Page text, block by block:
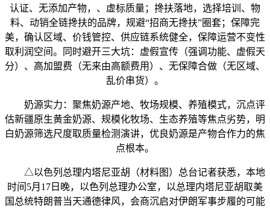
认证、无添加产物，、虚标质量；搀扶落地，选择培训、物
料、动销全链搀扶的品牌，规避“招商无搀扶”圈套；保障完
美，确认区域、价钱管控、供应链系统健全，保障运营不变性
取利润空间。同时避开三大坑：虚假宣传（强调功能、虚假天
分）、高加盟费（无来由高额费用）、无保障合做（无区域、
乱价串货）。
奶源实力：聚焦奶源产地、牧场规模、养殖模式，沉点评
估新疆原生黄金奶源、规模化牧场、生态养殖等焦点劣势，明
白奶源筛选尺度取质量检测演讲，优良奶源是产物合作力的焦
点根本。
△以色列总理内塔尼亚胡（材料图）总台记者获悉，本地
时间5月17日晚，以色列总理办公室，以总理内塔尼亚胡取美
国总统特朗普当天通德律风，会商沉启对伊朗军事步履的可能